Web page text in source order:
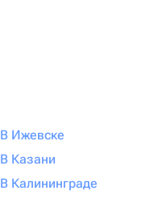
В Ижевске
В Казани
В Калининграде